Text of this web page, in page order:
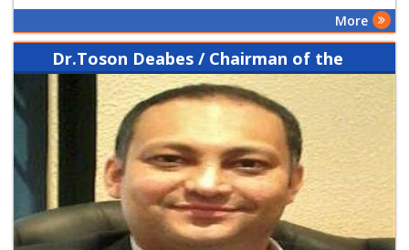
More
Dr.Toson Deabes / Chairman of the
board of Modern Academy